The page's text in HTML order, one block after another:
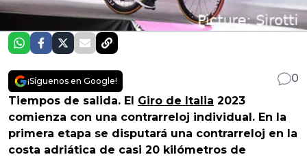
¡Síguenos en Google!
0
Tiempos de salida. El Giro de Italia 2023
comienza con una contrarreloj individual. En la
primera etapa se disputará una contrarreloj en la
costa adriática de casi 20 kilómetros de